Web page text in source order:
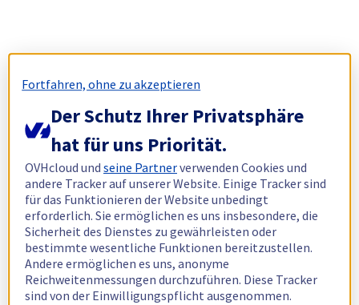
Fortfahren, ohne zu akzeptieren
Der Schutz Ihrer Privatsphäre
hat für uns Priorität.
OVHcloud undseine Partnerverwenden Cookies und
andere Tracker auf unserer Website. Einige Tracker sind
für das Funktionieren der Website unbedingt
erforderlich. Sie ermöglichen es uns insbesondere, die
Sicherheit des Dienstes zu gewährleisten oder
bestimmte wesentliche Funktionen bereitzustellen.
Andere ermöglichen es uns, anonyme
Reichweitenmessungen durchzuführen. Diese Tracker
sind von der Einwilligungspflicht ausgenommen.